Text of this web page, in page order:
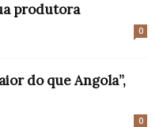
produtora
0
do que Angola”,
0